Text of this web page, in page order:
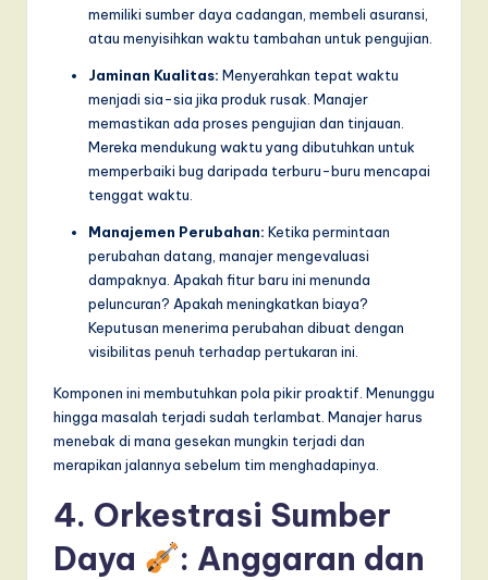
memiliki sumber daya cadangan, membeli asuransi,
atau menyisihkan waktu tambahan untuk pengujian.
Jaminan Kualitas: Menyerahkan tepat waktu
menjadi sia-sia jika produk rusak. Manajer
memastikan ada proses pengujian dan tinjauan.
Mereka mendukung waktu yang dibutuhkan untuk
memperbaiki bug daripada terburu-buru mencapai
tenggat waktu.
Manajemen Perubahan: Ketika permintaan
perubahan datang, manajer mengevaluasi
dampaknya. Apakah fitur baru ini menunda
peluncuran? Apakah meningkatkan biaya?
Keputusan menerima perubahan dibuat dengan
visibilitas penuh terhadap pertukaran ini.
Komponen ini membutuhkan pola pikir proaktif. Menunggu
hingga masalah terjadi sudah terlambat. Manajer harus
menebak di mana gesekan mungkin terjadi dan
merapikan jalannya sebelum tim menghadapinya.
4. Orkestrasi Sumber
Daya
: Anggaran dan